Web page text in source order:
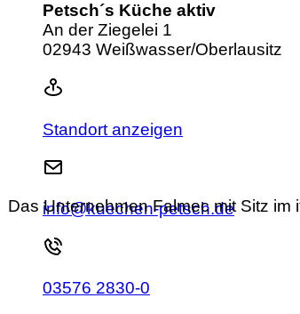
Petsch´s Küche aktiv
An der Ziegelei 1
02943 Weißwasser/Oberlausitz
Standort anzeigen
info@kuechen-petsch.de
03576 2830-0
Das Unternehmen Falmec mit Sitz